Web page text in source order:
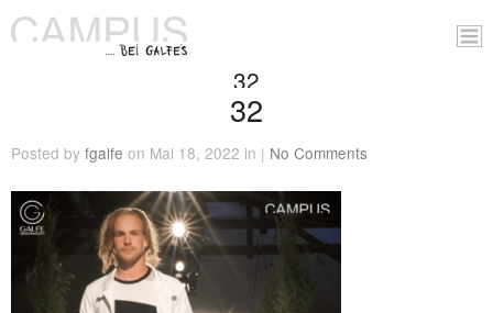
32
32
Posted by fgalfe on Mai 18, 2022 in | No Comments